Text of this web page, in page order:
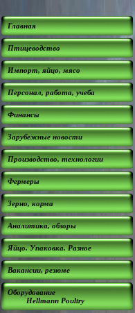
Главная
Птицеводство
Импорт, яйцо, мясо
Персонал, работа, учеба
Финансы
Зарубежные новости
Производство, технологии
Фермеры
Зерно, корма
Аналитика, обзоры
Яйцо. Упаковка. Разное
Вакансии, резюме
Оборудование
Hellmann Poultry